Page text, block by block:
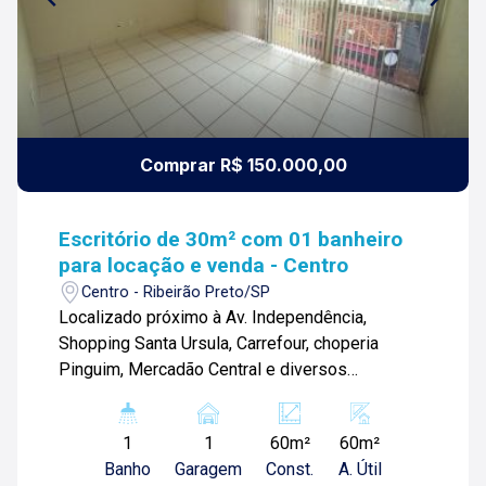
Comprar R$ 150.000,00
Escritório de 30m² com 01 banheiro
para locação e venda - Centro
Centro - Ribeirão Preto/SP
Localizado próximo à Av. Independência,
Shopping Santa Ursula, Carrefour, choperia
Pinguim, Mercadão Central e diversos
amplo; -01 banheiro social; -Ideal para
investidores; Para mais informações e agendar
visita, entre em contato. Lago é Relacionamento!
1
Banho
1
Garagem
60m²
Const.
60m²
A. Útil